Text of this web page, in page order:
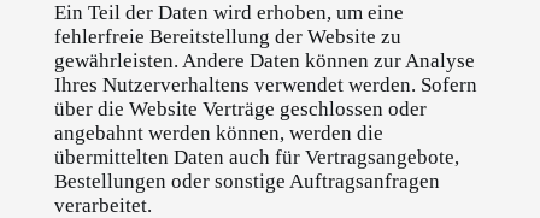
Ein Teil der Daten wird erhoben, um eine
fehlerfreie Bereitstellung der Website zu
gewährleisten. Andere Daten können zur Analyse
Ihres Nutzerverhaltens verwendet werden. Sofern
über die Website Verträge geschlossen oder
angebahnt werden können, werden die
übermittelten Daten auch für Vertragsangebote,
Bestellungen oder sonstige Auftragsanfragen
verarbeitet.